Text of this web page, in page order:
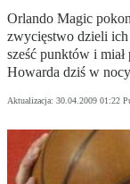
Orlando Magic
zwycięstwo dzieli
sześć punktów i
Howarda dziś w
Aktualizacja: 30.04.2009 01:22